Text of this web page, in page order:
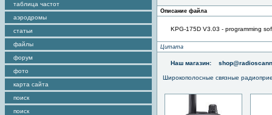
таблица частот
аэродромы
статьи
файлы
форум
фото
карта сайта
поиск
поиск
Описание файла
KPG-175D V3.03 - programming
Цитата
Наш магазин:
Широкополосные связные